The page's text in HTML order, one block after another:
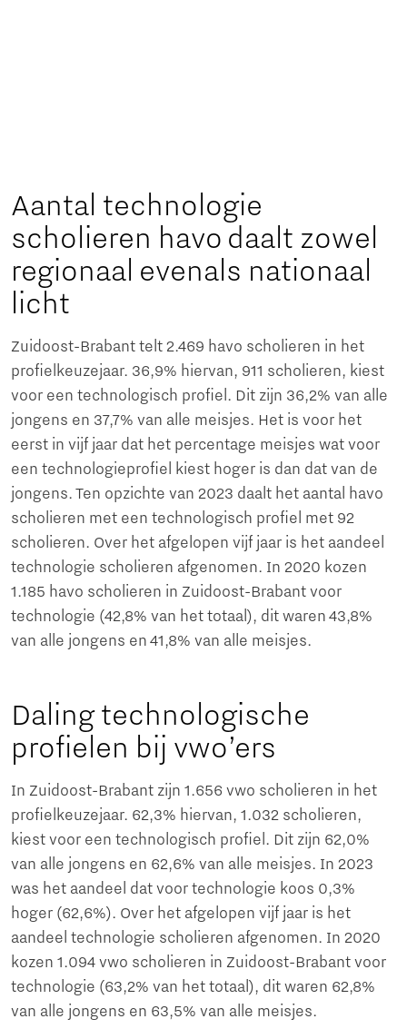
Aantal technologie
scholieren havo daalt zowel
regionaal evenals nationaal
licht
Zuidoost-Brabant telt 2.469 havo scholieren in het
profielkeuzejaar. 36,9% hiervan, 911 scholieren, kiest
voor een technologisch profiel. Dit zijn 36,2% van alle
jongens en 37,7% van alle meisjes. Het is voor het
eerst in vijf jaar dat het percentage meisjes wat voor
een technologieprofiel kiest hoger is dan dat van de
jongens. Ten opzichte van 2023 daalt het aantal havo
scholieren met een technologisch profiel met 92
scholieren. Over het afgelopen vijf jaar is het aandeel
technologie scholieren afgenomen. In 2020 kozen
1.185 havo scholieren in Zuidoost-Brabant voor
technologie (42,8% van het totaal), dit waren 43,8%
van alle jongens en 41,8% van alle meisjes.
Daling technologische
profielen bij vwo’ers
In Zuidoost-Brabant zijn 1.656 vwo scholieren in het
profielkeuzejaar. 62,3% hiervan, 1.032 scholieren,
kiest voor een technologisch profiel. Dit zijn 62,0%
van alle jongens en 62,6% van alle meisjes. In 2023
was het aandeel dat voor technologie koos 0,3%
hoger (62,6%). Over het afgelopen vijf jaar is het
aandeel technologie scholieren afgenomen. In 2020
kozen 1.094 vwo scholieren in Zuidoost-Brabant voor
technologie (63,2% van het totaal), dit waren 62,8%
van alle jongens en 63,5% van alle meisjes.